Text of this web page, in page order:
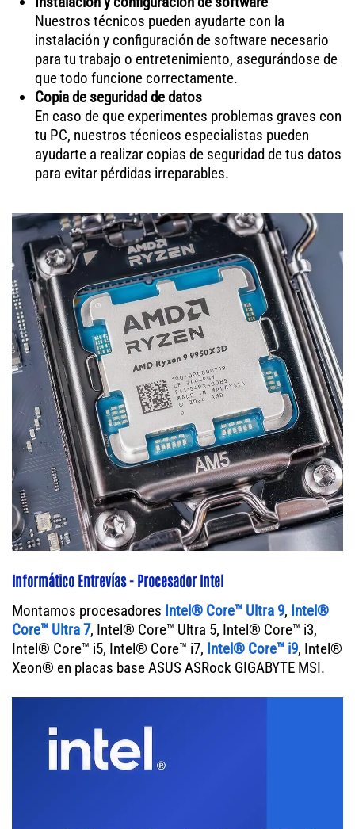
Nuestros técnicos pueden ayudarte con la
instalación y configuración de software necesario
para tu trabajo o entretenimiento, asegurándose de
que todo funcione correctamente.
Copia de seguridad de datos
En caso de que experimentes problemas graves con
tu PC, nuestros técnicos especialistas pueden
ayudarte a realizar copias de seguridad de tus datos
para evitar pérdidas irreparables.
Informático Entrevías - Procesador Intel
Montamos procesadores Intel® Core™ Ultra 9, Intel®
Core™ Ultra 7, Intel® Core™ Ultra 5, Intel® Core™ i3,
Intel® Core™ i5, Intel® Core™ i7, Intel® Core™ i9, Intel®
Xeon® en placas base ASUS ASRock GIGABYTE MSI.